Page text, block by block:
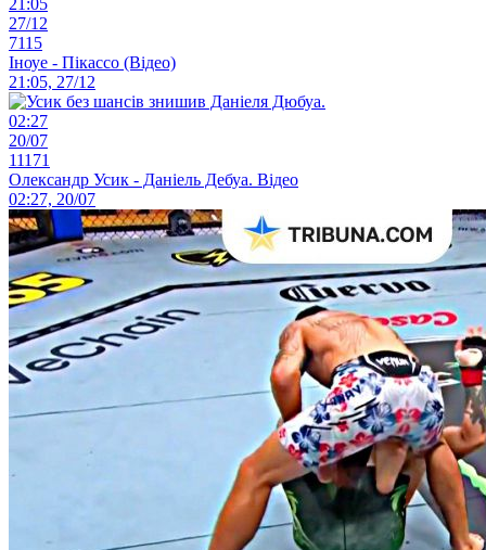
27/12
7115
Іноуе - Пікассо (Відео)
21:05, 27/12
02:27
20/07
11171
Олександр Усик - Даніель Дебуа. Відео
02:27, 20/07